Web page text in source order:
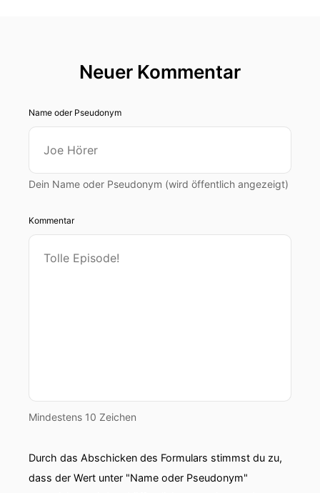
Neuer Kommentar
Name oder Pseudonym
Dein Name oder Pseudonym (wird öffentlich angezeigt)
Kommentar
Mindestens 10 Zeichen
Durch das Abschicken des Formulars stimmst du zu,
dass der Wert unter "Name oder Pseudonym"